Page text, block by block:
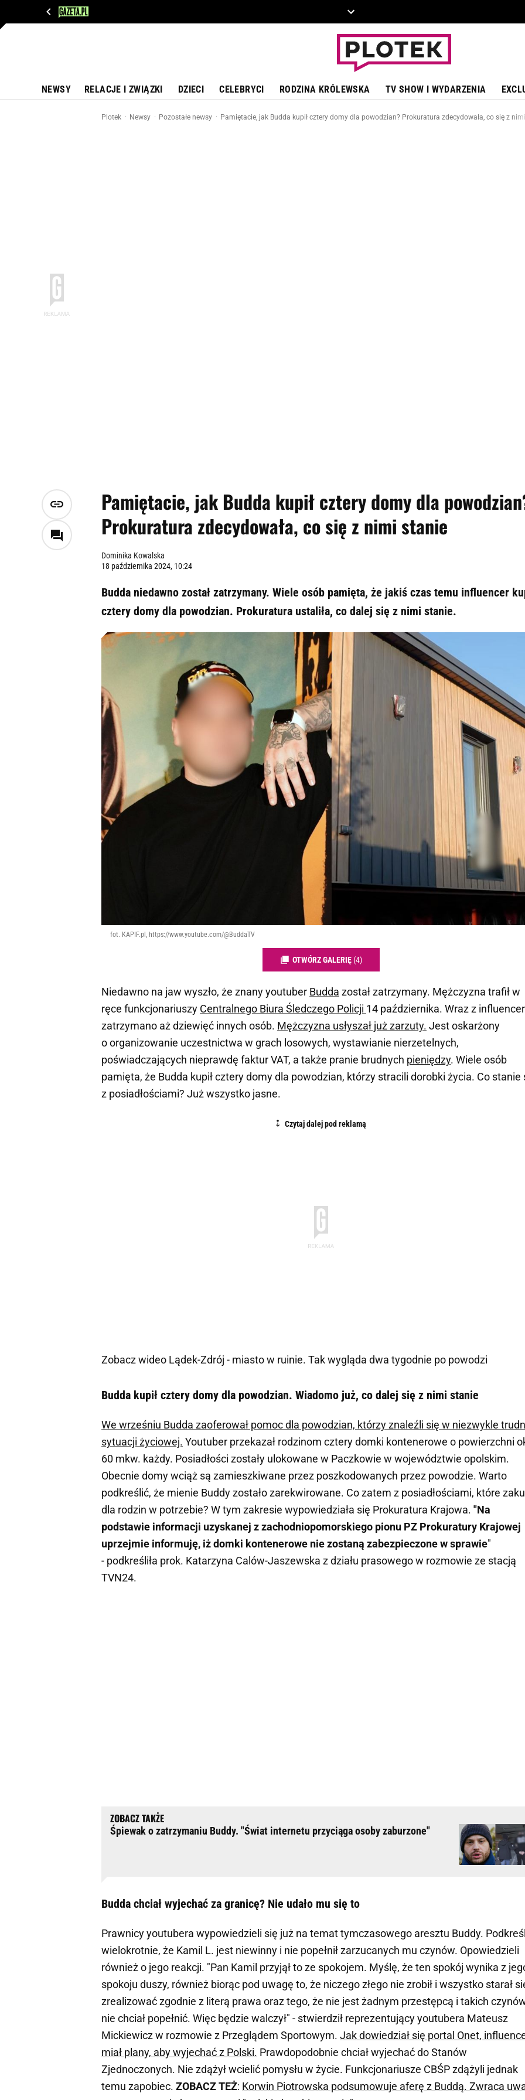
NEWSY RELACJE I ZWIĄZKI DZIECI CELEBRYCI RODZINA KRÓLEWSKA TV SHOW I WYDARZENIA
Plotek Newsy Pozostałe newsy Pamiętacie, jak Budda kupił cztery domy dla powodzian? Prokuratura zdecydowała, co się z
Pamiętacie, jak Budda kupił cztery domy dla
Prokuratura zdecydowała, co się z nimi stanie
Dominika Kowalska
18 października 2024, 10:24
Budda niedawno został zatrzymany. Wiele osób pamięta, że jakiś czas temu influencer
cztery domy dla powodzian. Prokuratura ustaliła, co dalej się z nimi stanie.
fot. KAPIF.pl, https://www.youtube.com/@BuddaTV
OTWÓRZ GALERIĘ (4)
Niedawno na jaw wyszło, że znany youtuber Budda został zatrzymany. Mężczyzna trafił w
ręce funkcjonariuszy Centralnego Biura Śledczego Policji 14 października. Wraz z
zatrzymano aż dziewięć innych osób. Mężczyzna usłyszał już zarzuty. Jest oskarżony
o organizowanie uczestnictwa w grach losowych, wystawianie nierzetelnych,
poświadczających nieprawdę faktur VAT, a także pranie brudnych pieniędzy. Wiele osób
pamięta, że Budda kupił cztery domy dla powodzian, którzy stracili dorobki życia. Co stanie
z posiadłościami? Już wszystko jasne.
Zobacz wideo Lądek-Zdrój - miasto w ruinie. Tak wygląda dwa tygodnie po powodzi
Budda kupił cztery domy dla powodzian. Wiadomo już, co dalej się z nimi stanie
We wrześniu Budda zaoferował pomoc dla powodzian, którzy znaleźli się w niezwykle
sytuacji życiowej. Youtuber przekazał rodzinom cztery domki kontenerowe o powierzchni
60 mkw. każdy. Posiadłości zostały ulokowane w Paczkowie w województwie opolskim.
Obecnie domy wciąż są zamieszkiwane przez poszkodowanych przez powodzie. Warto
podkreślić, że mienie Buddy zostało zarekwirowane. Co zatem z posiadłościami, które
dla rodzin w potrzebie? W tym zakresie wypowiedziała się Prokuratura Krajowa. "Na
podstawie informacji uzyskanej z zachodniopomorskiego pionu PZ Prokuratury Krajowej
uprzejmie informuję, iż domki kontenerowe nie zostaną zabezpieczone w sprawie"
- podkreśliła prok. Katarzyna Calów-Jaszewska z działu prasowego w rozmowie ze stacją
TVN24.
Śpiewak o zatrzymaniu Buddy. "Świat internetu przyciąga osoby zaburzone"
Budda chciał wyjechać za granicę? Nie udało mu się to
Prawnicy youtubera wypowiedzieli się już na temat tymczasowego aresztu Buddy.
wielokrotnie, że Kamil L. jest niewinny i nie popełnił zarzucanych mu czynów. Opowiedzieli
również o jego reakcji. "Pan Kamil przyjął to ze spokojem. Myślę, że ten spokój wynika z
spokoju duszy, również biorąc pod uwagę to, że niczego złego nie zrobił i wszystko starał
zrealizować zgodnie z literą prawa oraz tego, że nie jest żadnym przestępcą i takich
nie chciał popełnić. Więc będzie walczył" - stwierdził reprezentujący youtubera Mateusz
Mickiewicz w rozmowie z Przeglądem Sportowym. Jak dowiedział się portal Onet,
miał plany, aby wyjechać z Polski. Prawdopodobnie chciał wyjechać do Stanów
Zjednoczonych. Nie zdążył wcielić pomysłu w życie. Funkcjonariusze CBŚP zdążyli jednak
temu zapobiec. ZOBACZ TEŻ: Korwin Piotrowska podsumowuje aferę z Buddą. Zwraca